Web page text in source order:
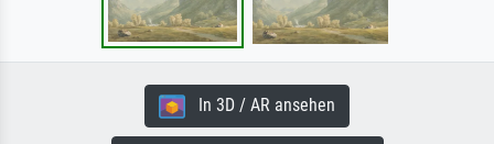
In 3D / AR ansehen